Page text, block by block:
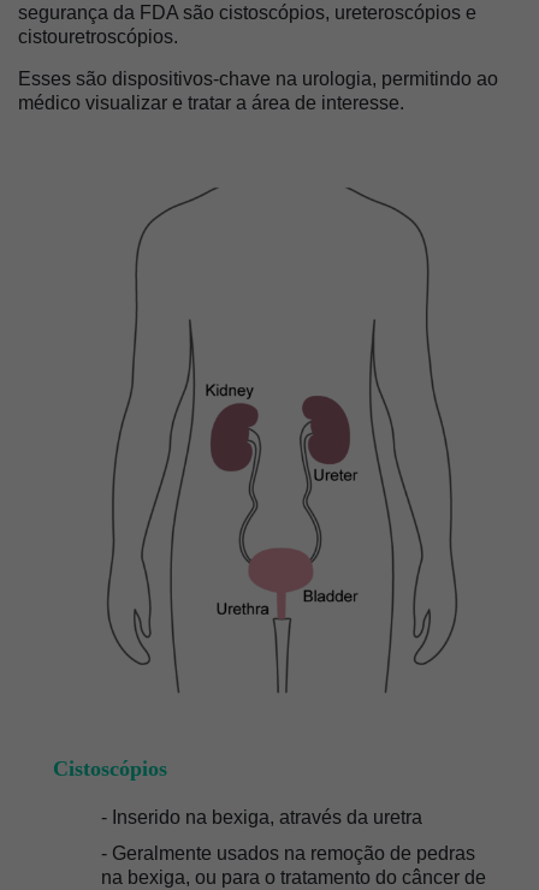
segurança da FDA são cistoscópios, ureteroscópios e
cistouretroscópios.
Esses são dispositivos-chave na urologia, permitindo ao
médico visualizar e tratar a área de interesse.
Cistoscópios
- Inserido na bexiga, através da uretra
- Geralmente usados na remoção de pedras
na bexiga, ou para o tratamento do câncer de